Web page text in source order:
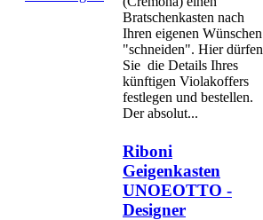
Bratschenkasten nach
Ihren eigenen Wünschen
"schneiden". Hier dürfen
Sie die Details Ihres
künftigen Violakoffers
festlegen und bestellen.
Der absolut...
Riboni
Geigenkasten
UNOEOTTO -
Designer